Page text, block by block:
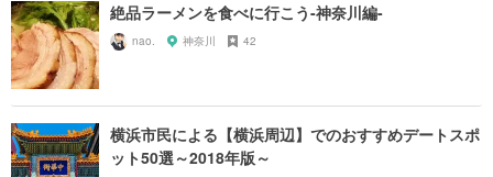
絶品ラーメンを食べに行こう-神奈川編-
nao. 神奈川 42
横浜市民による【横浜周辺】でのおすすめデートスポ
ット50選～2018年版～